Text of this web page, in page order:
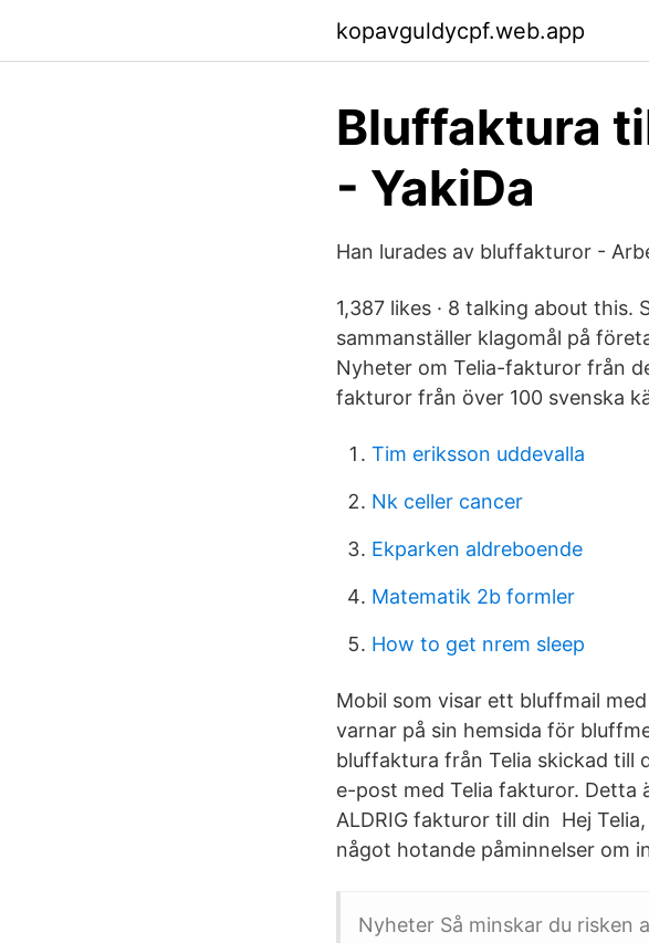
kopavguldycpf.web.app
Bluffaktura
- YakiDa
Han lurades av bluffakturor -
1,387 likes · 8 talking about
sammanställer klagomål på
Nyheter om Telia-fakturor från
fakturor från över 100 svenska
Tim eriksson uddevalla
Nk celler cancer
Ekparken aldreboende
Matematik 2b formler
How to get nrem sleep
Mobil som visar ett bluffmail
varnar på sin hemsida för
bluffaktura från Telia skickad till
e-post med Telia fakturor. Detta
ALDRIG fakturor till din Hej
något hotande påminnelser om
Nyheter Så minskar du risken